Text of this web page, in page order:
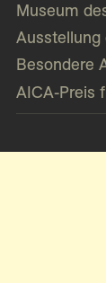
Museum
Ausstellung
Besondere
AICA-Preis